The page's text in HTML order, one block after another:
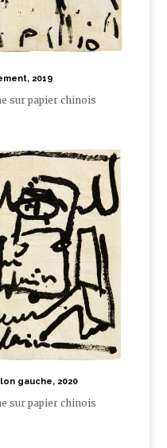
2019
sur papier chinois
gauche, 2020
sur papier chinois